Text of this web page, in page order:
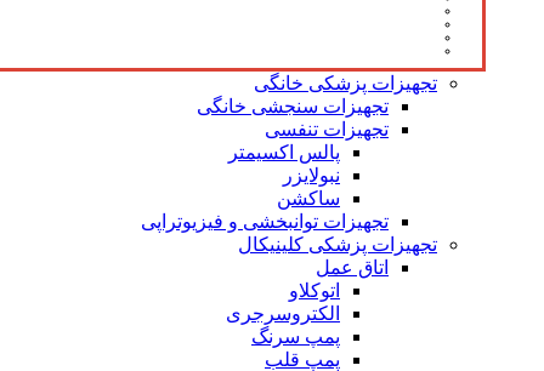
تجهیزات پزشکی خانگی
تجهیزات سنجشی خانگی
تجهیزات تنفسی
پالس اکسیمتر
نبولایزر
ساکشن
تجهیزات توانبخشی و فیزیوتراپی
تجهیزات پزشکی کلینیکال
اتاق عمل
اتوکلاو
الکتروسرجری
پمپ سرنگ
پمپ قلب